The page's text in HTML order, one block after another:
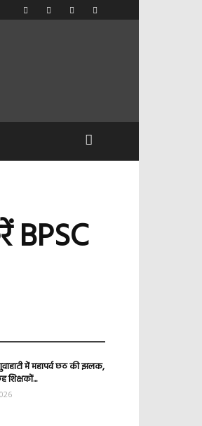
BPSC
में महापर्व छठ की झलक,
शिक्षकों...